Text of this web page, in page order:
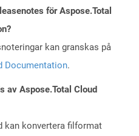
för Aspose.Total
kan granskas på
Documentation.
av Aspose.Total Cloud
kan konvertera filformat